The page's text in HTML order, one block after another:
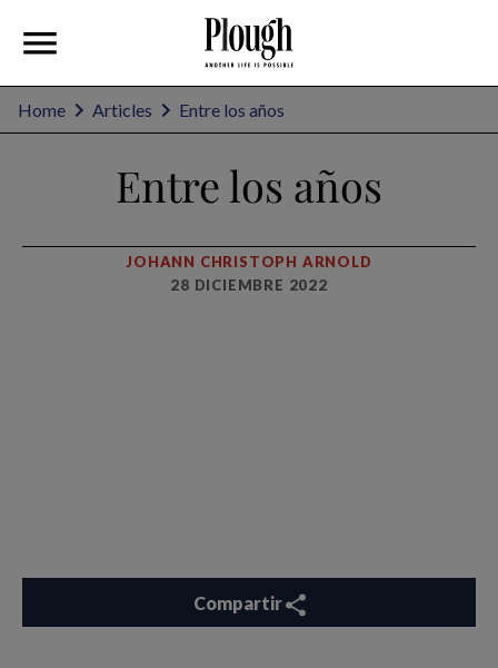
Home Articles Entre los años
Entre los años
JOHANN CHRISTOPH ARNOLD
28 DICIEMBRE 2022
Compartir